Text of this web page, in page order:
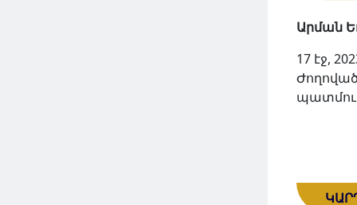
Արման
17 էջ,